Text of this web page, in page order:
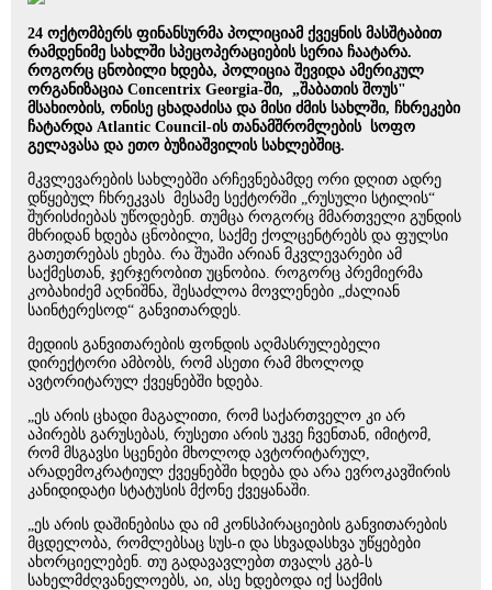
24 ოქტომბერს ფინანსურმა პოლიციამ ქვეყნის მასშტაბით
რამდენიმე სახლში სპეცოპერაციების სერია ჩაატარა.
როგორც ცნობილი ხდება, პოლიცია შევიდა ამერიკულ
ორგანიზაცია Concentrix Georgia-ში, „შაბათის შოუს"
მსახიობის, ონისე ცხადაძისა და მისი ძმის სახლში, ჩხრეკები
ჩატარდა Atlantic Council-ის თანამშრომლების სოფო
გელავასა და ეთო ბუზიაშვილის სახლებშიც.
მკვლევარების სახლებში არჩევნებამდე ორი დღით ადრე
დწყებულ ჩხრეკვას მესამე სექტორში „რუსული სტილის“
შურისძიებას უწოდებენ. თუმცა როგორც მმართველი გუნდის
მხრიდან ხდება ცნობილი, საქმე ქოლცენტრებს და ფულსი
გათეთრებას ეხება. რა შუაში არიან მკვლევარები ამ
საქმესთან, ჯერჯერობით უცნობია. როგორც პრემიერმა
კობახიძემ აღნიშნა, შესაძლოა მოვლენები „ძალიან
საინტერესოდ“ განვითარდეს.
მედიის განვითარების ფონდის აღმასრულებელი
დირექტორი ამბობს, რომ ასეთი რამ მხოლოდ
ავტორიტარულ ქვეყნებში ხდება.
„ეს არის ცხადი მაგალითი, რომ საქართველო კი არ
აპირებს გარუსებას, რუსეთი არის უკვე ჩვენთან, იმიტომ,
რომ მსგავსი სცენები მხოლოდ ავტორიტარულ,
არადემოკრატიულ ქვეყნებში ხდება და არა ევროკავშირის
კანიდიდატი სტატუსის მქონე ქვეყანაში.
„ეს არის დაშინებისა და იმ კონსპირაციების განვითარების
მცდელობა, რომლებსაც სუს-ი და სხვადასხვა უწყებები
ახორციელებენ. თუ გადავავლებთ თვალს კგბ-ს
სახელმძღვანელოებს, აი, ასე ხდებოდა იქ საქმის